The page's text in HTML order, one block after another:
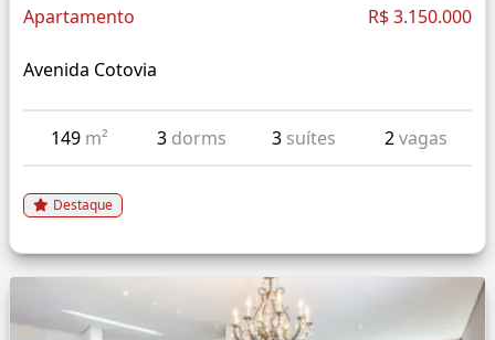
Apartamento R$ 3.150.000
Avenida Cotovia
149 m² 3 dorms 3 suítes 2vagas
Destaque